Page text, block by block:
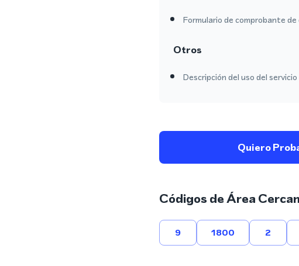
Formulario de comprobante
Otros
Descripción del uso del servicio
Quiero
Códigos de Área
9 1800 2